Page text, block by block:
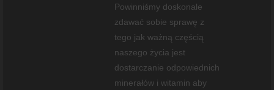
Powinniśmy doskonale
zdawać sobie sprawę z
tego jak ważną częścią
naszego życia jest
dostarczanie odpowiednich
minerałów i witamin aby